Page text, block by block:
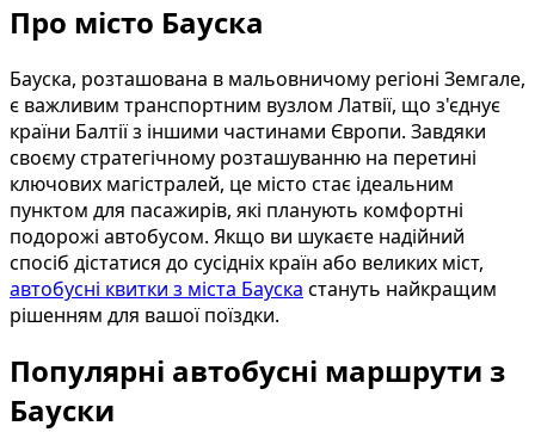
Про місто Бауска
Бауска, розташована в мальовничому регіоні Земгале,
є важливим транспортним вузлом Латвії, що з'єднує
країни Балтії з іншими частинами Європи. Завдяки
своєму стратегічному розташуванню на перетині
ключових магістралей, це місто стає ідеальним
пунктом для пасажирів, які планують комфортні
подорожі автобусом. Якщо ви шукаєте надійний
спосіб дістатися до сусідніх країн або великих міст,
автобусні квитки з міста Бауска стануть найкращим
рішенням для вашої поїздки.
Популярні автобусні маршрути з
Бауски